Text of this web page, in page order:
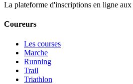
La plateforme d'inscriptions en ligne aux
Coureurs
Les courses
Marche
Running
Trail
Triathlon